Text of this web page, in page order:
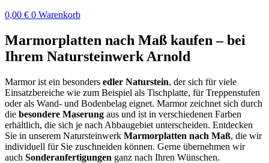
0,00 € 0 Warenkorb
Marmorplatten nach Maß kaufen – bei
Ihrem Natursteinwerk Arnold
Marmor ist ein besonders edler Naturstein, der sich für viele
Einsatzbereiche wie zum Beispiel als Tischplatte, für Treppenstufen
oder als Wand- und Bodenbelag eignet. Marmor zeichnet sich durch
die besondere Maserung aus und ist in verschiedenen Farben
erhältlich, die sich je nach Abbaugebiet unterscheiden. Entdecken
Sie in unserem Natursteinwerk Marmorplatten nach Maß, die wir
individuell für Sie zuschneiden können. Gerne übernehmen wir
auch Sonderanfertigungen ganz nach Ihren Wünschen.